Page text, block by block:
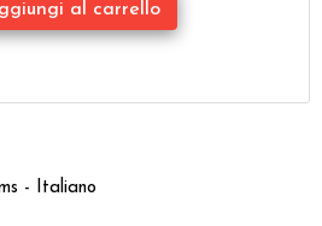
- Italiano